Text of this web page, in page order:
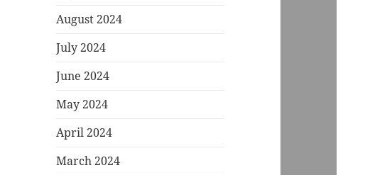
August 2024
July 2024
June 2024
May 2024
April 2024
March 2024